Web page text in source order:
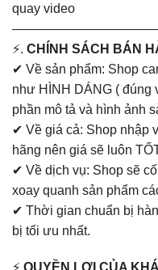
quay video
⚡. CHÍNH SÁCH BÁN
✔ Về sản phẩm: Shop
như HÌNH DÁNG (
phần mô tả và hình ảnh
✔ Về giá cả: Shop nhập
hãng nên giá sẽ luôn
✔ Về dịch vụ: Shop sẽ
xoay quanh sản phẩm
✔ Thời gian chuẩn bị
bị tối ưu nhất.